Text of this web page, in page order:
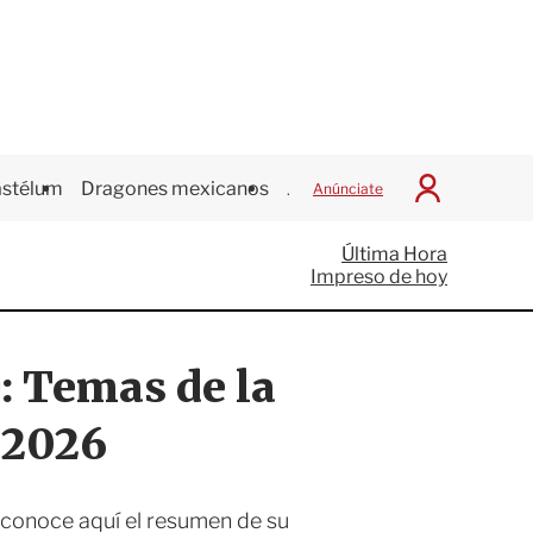
Dragones mexicanos Juegos Centroamericanos
Anúnciate
I
c
i
a
Última Hora
Impreso de hoy
Temas de la
aquí el resumen de su